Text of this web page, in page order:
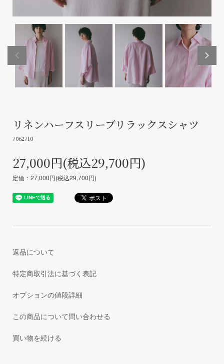
リネンハーフスリーブリラックスシャツ
7062710
27,000円(税込29,700円)
定価：27,000円(税込29,700円)
返品について
特定商取引法に基づく表記
オプションの値段詳細
この商品について問い合わせる
買い物を続ける